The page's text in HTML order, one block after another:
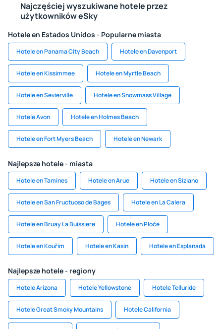
Najczęściej wyszukiwane hotele przez
użytkowników eSky
Hotele en Estados Unidos - Popularne miasta
Hotele en Panama City Beach Hotele en Davenport
Hotele en Kissimmee Hotele en Myrtle Beach
Hotele en Sevierville Hotele en Snowmass Village
Hotele Avon Hotele en Holmes Beach
Hotele en Fort Myers Beach Hotele en Newark
Najlepsze hotele - miasta
Hotele en Tamines Hotele en Arue Hotele en Siziano
Hotele en San Fructuoso de Bages Hotele en La Calera
Hotele en Bruay La Buissiere Hotele en Ploče
Hotele en Kouřim Hotele en Kasin Hotele en Esplanada
Najlepsze hotele - regiony
Hotele Arizona Hotele Yellowstone Hotele Telluride
Hotele Great Smoky Mountains Hotele California